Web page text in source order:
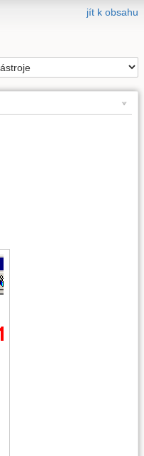
jít k obsahu